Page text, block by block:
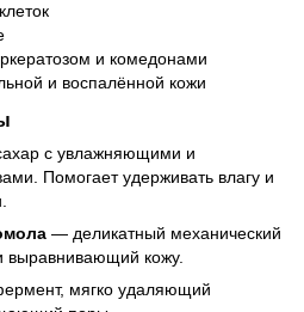
и комедонами
и воспалённой кожи
с увлажняющими и
Помогает удерживать влагу и
— деликатный механический
выравнивающий кожу.
мягко удаляющий